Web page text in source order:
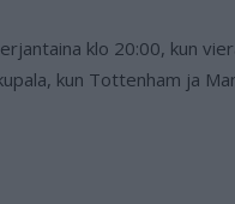
klo 20:00, kun
kun Tottenham ja